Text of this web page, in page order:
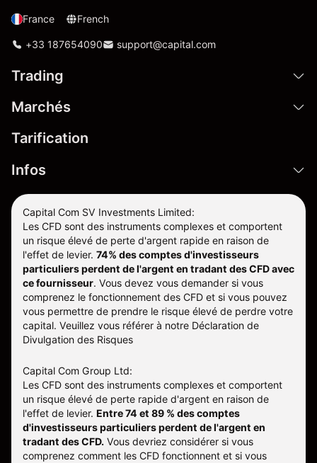
France French
+33 187654090 support@capital.com
Trading
Marchés
Tarification
Infos
Capital Com SV Investments Limited:
Les CFD sont des instruments complexes et comportent
un risque élevé de perte d'argent rapide en raison de
l'effet de levier. 74% des comptes d'investisseurs
particuliers perdent de l'argent en tradant des CFD avec
ce fournisseur. Vous devez vous demander si vous
comprenez le fonctionnement des CFD et si vous pouvez
vous permettre de prendre le risque élevé de perdre votre
capital. Veuillez vous référer à notre Déclaration de
Divulgation des Risques
Capital Com Group Ltd:
Les CFD sont des instruments complexes et comportent
un risque élevé de perte rapide d'argent en raison de
l'effet de levier. Entre 74 et 89 % des comptes
d'investisseurs particuliers perdent de l'argent en
tradant des CFD. Vous devriez considérer si vous
comprenez comment les CFD fonctionnent et si vous